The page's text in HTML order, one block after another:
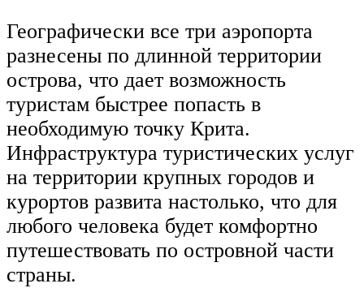
Географически все три аэропорта
разнесены по длинной территории
острова, что дает возможность
туристам быстрее попасть в
необходимую точку Крита.
Инфраструктура туристических услуг
на территории крупных городов и
курортов развита настолько, что для
любого человека будет комфортно
путешествовать по островной части
страны.